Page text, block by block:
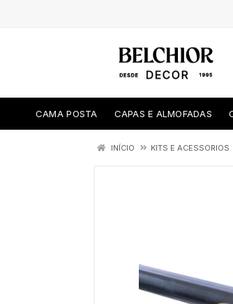
CAMA POSTA CAPAS E ALMOFADAS
INÍCIO KITS E ACESSORIOS